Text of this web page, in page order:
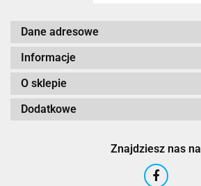
Dane adresowe
Informacje
O sklepie
Dodatkowe
Znajdziesz nas na